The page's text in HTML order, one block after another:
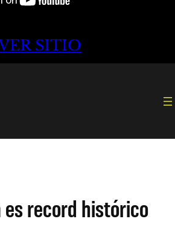
SITIO
es record histórico